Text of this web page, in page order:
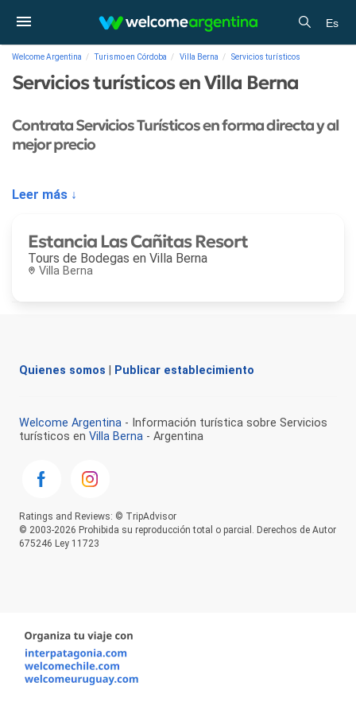
Es
Welcome Argentina Turismo en Córdoba Villa Berna Servicios turísticos
Servicios turísticos en Villa Berna
Contrata Servicios Turísticos en forma directa y al
mejor precio
Leer más ↓
Estancia Las Cañitas Resort
Tours de Bodegas en Villa Berna
Villa Berna
Quienes somos Publicar establecimiento
Welcome Argentina - Información turística sobre Servicios
turísticos en Villa Berna - Argentina
Ratings and Reviews: © TripAdvisor
© 2003-2026 Prohibida su reproducción total o parcial. Derechos de Autor
675246 Ley 11723